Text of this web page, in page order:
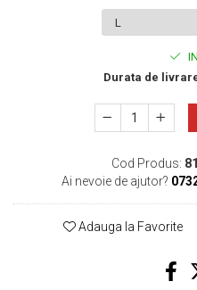
Durata de
Cod Produs:
Ai nevoie de ajutor?
Adauga la Favorite